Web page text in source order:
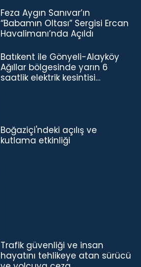
Feza Aygın Sanıvar’ın
“Babamın Oltası” Sergisi Ercan
Havalimanı’nda Açıldı
Batıkent ile Gönyeli-Alayköy
Ağıllar bölgesinde yarın 6
saatlik elektrik kesintisi…
Boğaziçi'ndeki açılış ve
kutlama etkinliği
Trafik güvenliği ve insan
hayatını tehlikeye atan sürücü